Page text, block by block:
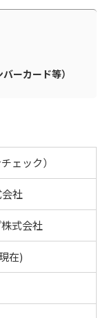
ーカード等）
ェック）
社
式会社
在)